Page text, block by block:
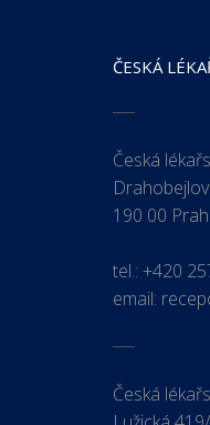
ČESKÁ
Česká
190 00
tel.: +420
email:
Česká